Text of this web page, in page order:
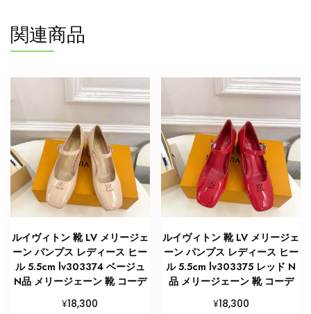
ル
サ
ル
ー
ル
個
関連商品
ルイヴィトン 靴 LV メリージェ
ーン パンプス レディース ヒー
ル 5.5cm lv303374 ベージュ
N品 メリージェーン 靴 コーデ
¥18,300
ルイヴィトン 靴 LV メリージェ
ーン パンプス レディース ヒー
ル 5.5cm lv303375 レッド N
品 メリージェーン 靴 コーデ
¥18,300